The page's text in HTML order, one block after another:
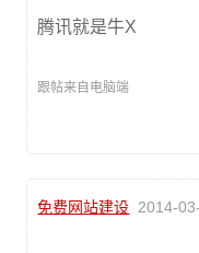
腾讯就是牛X
跟帖来自电脑端
免费网站建设 2014-